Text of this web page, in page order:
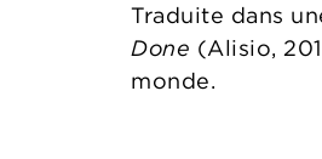
Traduite dans
Done (Alisio,
monde.